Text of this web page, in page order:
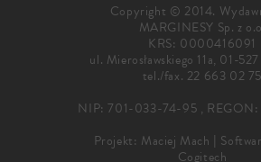
Copyright © 2014.
MARGINESY Sp. z
KRS: 0000416091
ul. Mierosławskiego 11a, 01-
tel./fax. 22 663 02 75
NIP: 701-033-74-95 , REGON:
Projekt: Maciej Mach |
Cogitech